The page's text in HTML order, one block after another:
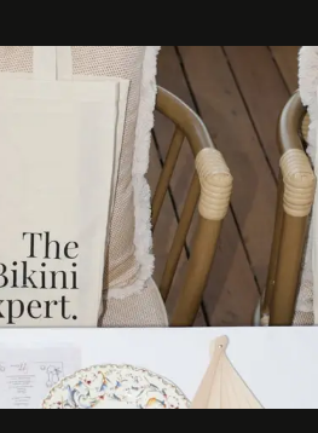
Tagoo’daki varlığını
özel bir deneyime dönüştürüyor.